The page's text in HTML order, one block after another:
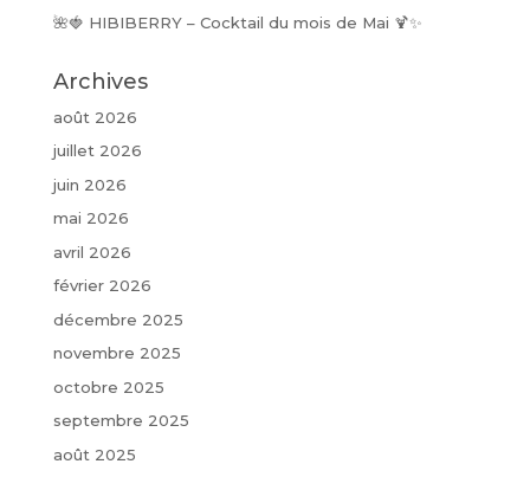
🌺🍓 HIBIBERRY – Cocktail du mois de Mai 🍹✨
Archives
août 2026
juillet 2026
juin 2026
mai 2026
avril 2026
février 2026
décembre 2025
novembre 2025
octobre 2025
septembre 2025
août 2025